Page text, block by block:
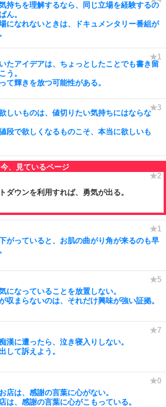
持ちを理解するなら、同じ立場を経験するの
ん。
になれないときは、ドキュメンタリー番組が
たアイデアは、ちょっとしたことでも書き留
う。
て輝きを放つ可能性がある。
しいものは、値切りたい気持ちにはならな
段で欲しくなるものこそ、本当に欲しいも
ダウンを利用すれば、勇気が出る。
がっていると、お肌の曲がり角が来るのも早
になっていることを放置しない。
収まらないのは、それだけ興味が強い証拠。
漢に遭ったら、泣き寝入りしない。
して訴えよう。
店は、感謝の言葉に心がない。
は、感謝の言葉に心がこもっている。